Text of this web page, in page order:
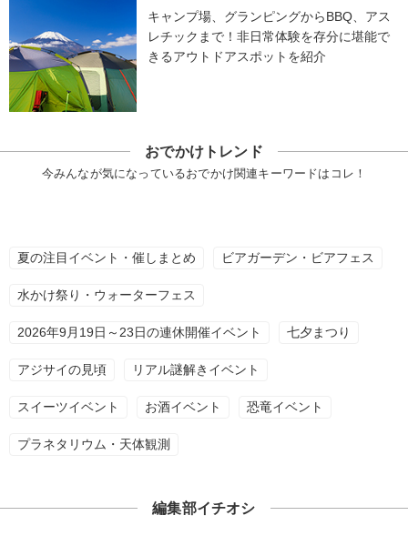
キャンプ場、グランピングからBBQ、アス
レチックまで！非日常体験を存分に堪能で
きるアウトドアスポットを紹介
おでかけトレンド
今みんなが気になっているおでかけ関連キーワードはコレ！
夏の注目イベント・催しまとめ ビアガーデン・ビアフェス
水かけ祭り・ウォーターフェス
2026年9月19日～23日の連休開催イベント 七夕まつり
アジサイの見頃 リアル謎解きイベント
スイーツイベント お酒イベント 恐竜イベント
プラネタリウム・天体観測
編集部イチオシ